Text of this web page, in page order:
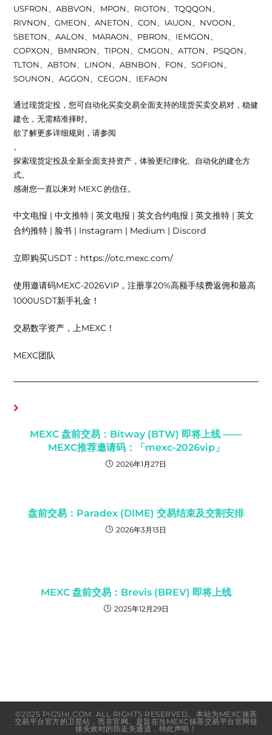
USFRON、ABBVON、MPON、RIOTON、TQQQON、
RIVNON、GMEON、ANETON、CON、IAUON、NVOON、
SBETON、AALON、MARAON、PBRON、IEMGON、
COPXON、BMNRON、TIPON、CMGON、ATTON、PSQON、
TLTON、ABTON、LINON、ABNBON、FON、SOFION、
SOUNON、AGGON、CEGON、IEFAON
通过现货定投，您可自动化买卖交易全面支持的现货买卖交易对，稳健
建仓，无需精准择时。
欲了解更多详细规则，请参阅
。
探索现货定投及全新全面支持资产，体验更纪律化、自动化的建仓方
式。
感谢您一直以来对 MEXC 的信任。
中文电报 | 中文推特 | 英文电报 | 英文合约电报 | 英文推特 | 英文
合约推特 | 脸书 | Instagram | Medium | Discord
立即购买USDT：https://otc.mexc.com/
使用邀请码MEXC-2026VIP，注册享20%高额手续费返佣和最高
1000USDT新手礼金！
交易数字资产，上MEXC！
MEXC团队
MEXC 盘前交易：Bitway (BTW) 即将上线 ——
MEXC推荐邀请码：「mexc-2026vip」
2026年1月27日
盘前交易：Paradex (DIME) 交易结束及交割安排
2026年3月13日
MEXC 盘前交易：Brevis (BREV) 即将上线
2025年12月29日
©2025 PIGSHI.COM. ALL RIGHTS RESERVED. 本站为MEXC抹茶
交易平台官方的卫星站，而非官网。是旨在当MEXC抹茶交易平台官网链
接失效时的防走失通道，特此声明！